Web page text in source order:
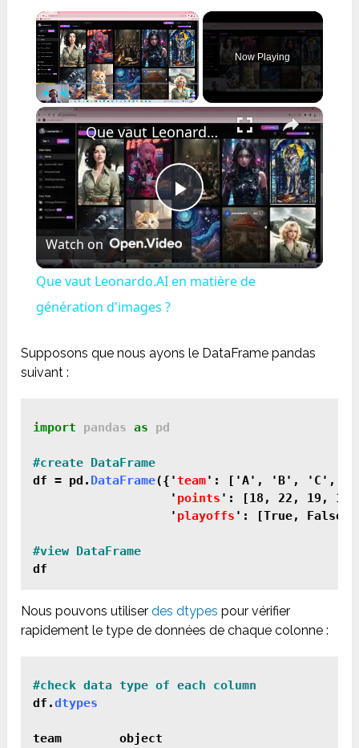
×
Play Unmute
Now Playing
×
Play
Video
Que vaut Leonardo.AI en matière de génération d'images ?
Watch on
Que vaut Leonardo.AI en matière de
génération d'images ?
Supposons que nous ayons le DataFrame pandas
suivant :
import pandas as pd
df = pd. DataFrame({'team': ['A', 'B', 'C',
                   '
points ': [18, 22, 19,
                   '
playoffs ': [True, False,
df
Nous pouvons utiliserdes dtypes pour vérifier
rapidement le type de données de chaque colonne :
#check data type of each column
df.dtypes
team        object